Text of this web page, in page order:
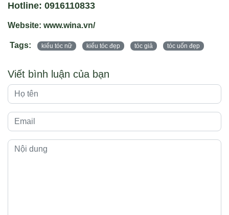
Hotline: 0916110833
Website: www.wina.vn/
Tags: kiểu tóc nữ kiểu tóc đẹp tóc giả tóc uốn đẹp
Viết bình luận của bạn